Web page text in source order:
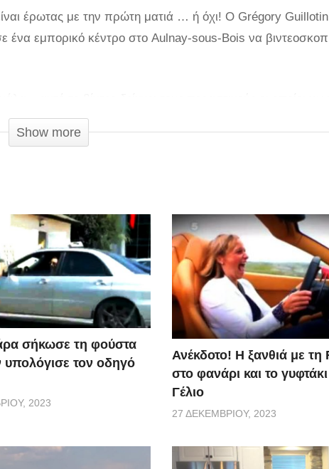
έρωτας με την πρώτη ματιά … ή όχι! Ο Grégory
εμπορικό κέντρο στο Aulnay-sous-Bois να
σκάλα. Ποια θα είναι η αντίδρασή τους; Η απάντηση στο
Show more
σήκωσε τη φούστα
υπολόγισε τον οδηγό
2023
Ανέκδοτο! Η ξανθιά με τη
στο φανάρι και το
Γέλιο
27 ΔΕΚΕΜΒΡΊΟΥ, 2023